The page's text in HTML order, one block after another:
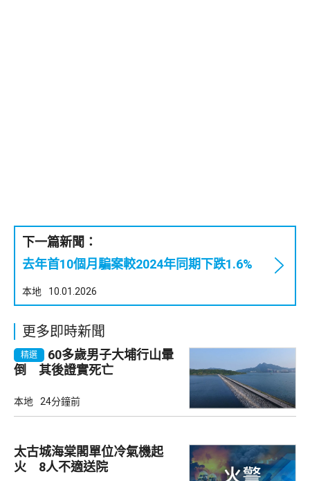
下一篇新聞：
去年首10個月騙案較2024年同期下跌1.6%
本地 10.01.2026
更多即時新聞
精選
60多歲男子大埔行山暈
倒 其後證實死亡
本地 24分鐘前
太古城海棠閣單位冷氣機起
火 8人不適送院